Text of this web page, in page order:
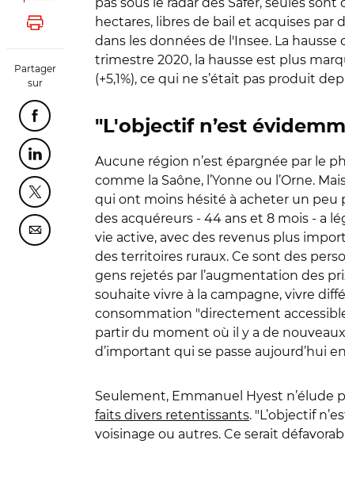
Lancer l'impression
Partager
sur
Partager cette page sur Facebook
Partager cette page sur Linkedin
Partager cette page sur Twitter
Partager cette page sur Courriel
hectares, libres de bail et acquises par
dans les données de l'Insee. La hausse
trimestre 2020, la hausse est plus
(+5,1%), ce qui ne s’était pas produit
"L'objectif n’est
Aucune région n’est épargnée par le
comme la Saône, l’Yonne ou l’Orne.
qui ont moins hésité à acheter un peu
des acquéreurs - 44 ans et 8 mois - a
vie active, avec des revenus plus
des territoires ruraux. Ce sont des
gens rejetés par l’augmentation des
souhaite vivre à la campagne, vivre
consommation "directement
partir du moment où il y a de
d’important qui se passe aujourd’hui
Seulement, Emmanuel Hyest
faits divers retentissants. "L’objectif
voisinage ou autres. Ce serait